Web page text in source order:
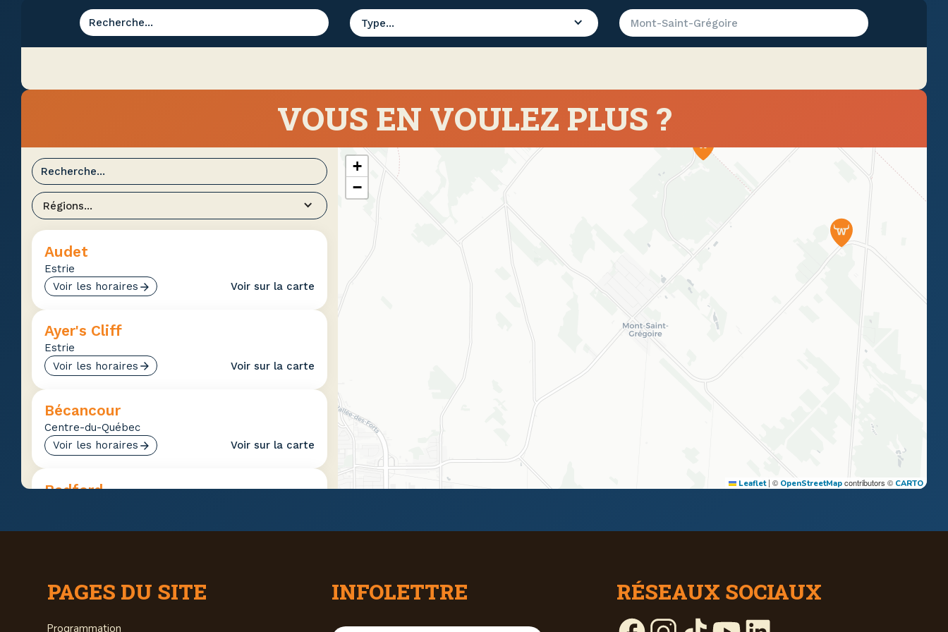
Type... Mont-Saint-Grégoire
VOUS EN VOULEZ PLUS ?
Régions...
Audet
Estrie
Voir les horaires
Voir sur la carte
Ayer's Cliff
Estrie
Voir les horaires
Voir sur la carte
Bécancour
Centre-du-Québec
Voir les horaires
Voir sur la carte
Bedford
Montérégie
+
−
Leaflet | © OpenStreetMap contributors © CARTO
PAGES DU SITE
Programmation
INFOLETTRE RÉSEAUX SOCIAUX